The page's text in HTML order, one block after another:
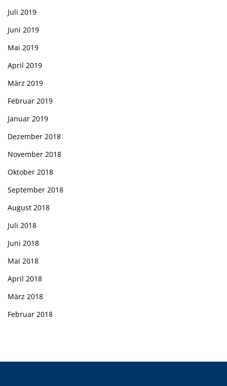
Juli 2019
Juni 2019
Mai 2019
April 2019
März 2019
Februar 2019
Januar 2019
Dezember 2018
November 2018
Oktober 2018
September 2018
August 2018
Juli 2018
Juni 2018
Mai 2018
April 2018
März 2018
Februar 2018